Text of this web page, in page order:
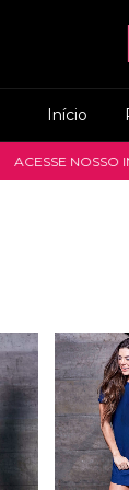
Início
ACESSE NOSSO